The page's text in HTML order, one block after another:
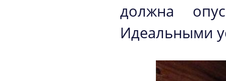
должна
Идеальными